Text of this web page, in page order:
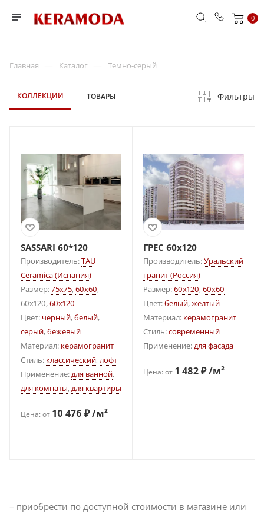
0
Главная — Каталог — Темно-серый
КОЛЛЕКЦИИ ТОВАРЫ Фильтры
SASSARI 60*120
Производитель:TAU
Ceramica (Испания)
Размер:75x75,60x60,
60х120,60x120
Цвет: черный,белый,
серый,бежевый
Материал: керамогранит
Стиль: классический,лофт
Применение:для ванной,
для комнаты,для квартиры
Цена: от 10 476 ₽ /м²
ГРЕС 60x120
Производитель:Уральский
гранит (Россия)
Размер:60x120,60x60
Цвет:белый,желтый
Материал: керамогранит
Стиль:современный
Применение:для фасада
Цена: от 1 482 ₽ /м²
– приобрести по доступной стоимости в магазине или